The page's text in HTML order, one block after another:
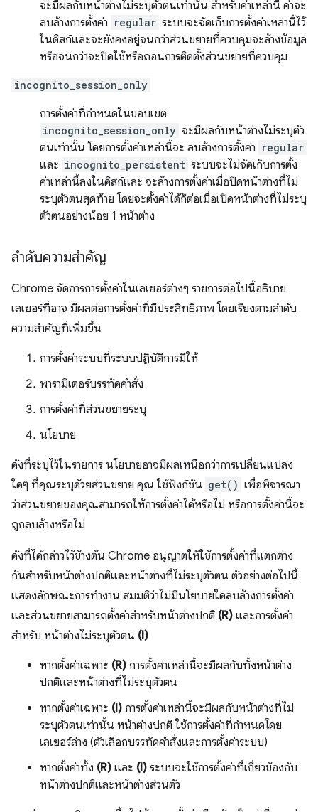
จะมีผลกับหน้าต่างไม่ระบุตัวตนเท่านั้น สำหรับค่าเหล่านี้ ค่าจะ
ลบล้างการตั้งค่า regular ระบบจะจัดเก็บการตั้งค่าเหล่านี้ไว้
ในดิสก์และจะยังคงอยู่จนกว่าส่วนขยายที่ควบคุมจะล้างข้อมูล
หรือจนกว่าจะปิดใช้หรือถอนการติดตั้งส่วนขยายที่ควบคุม
incognito_session_only
การตั้งค่าที่กำหนดในขอบเขต
incognito_session_only จะมีผลกับหน้าต่างไม่ระบุตัว
ตนเท่านั้น โดยการตั้งค่าเหล่านี้จะ ลบล้างการตั้งค่า regular
และ incognito_persistent ระบบจะไม่จัดเก็บการตั้ง
ค่าเหล่านี้ลงในดิสก์และ จะล้างการตั้งค่าเมื่อปิดหน้าต่างที่ไม่
ระบุตัวตนสุดท้าย โดยจะตั้งค่าได้ก็ต่อเมื่อเปิดหน้าต่างที่ไม่ระบุ
ตัวตนอย่างน้อย 1 หน้าต่าง
ลำดับความสำคัญ
Chrome จัดการการตั้งค่าในเลเยอร์ต่างๆ รายการต่อไปนี้อธิบาย
เลเยอร์ที่อาจ มีผลต่อการตั้งค่าที่มีประสิทธิภาพ โดยเรียงตามลำดับ
ความสำคัญที่เพิ่มขึ้น
การตั้งค่าระบบที่ระบบปฏิบัติการมีให้
พารามิเตอร์บรรทัดคำสั่ง
การตั้งค่าที่ส่วนขยายระบุ
นโยบาย
ดังที่ระบุไว้ในรายการ นโยบายอาจมีผลเหนือกว่าการเปลี่ยนแปลง
ใดๆ ที่คุณระบุด้วยส่วนขยาย คุณ ใช้ฟังก์ชัน get() เพื่อพิจารณา
ว่าส่วนขยายของคุณสามารถให้การตั้งค่าได้หรือไม่ หรือการตั้งค่านี้จะ
ถูกลบล้างหรือไม่
ดังที่ได้กล่าวไว้ข้างต้น Chrome อนุญาตให้ใช้การตั้งค่าที่แตกต่าง
กันสำหรับหน้าต่างปกติและหน้าต่างที่ไม่ระบุตัวตน ตัวอย่างต่อไปนี้
แสดงลักษณะการทำงาน สมมติว่าไม่มีนโยบายใดลบล้างการตั้งค่า
และส่วนขยายสามารถตั้งค่าสำหรับหน้าต่างปกติ (R) และการตั้งค่า
สำหรับ หน้าต่างไม่ระบุตัวตน (I)
หากตั้งค่าเฉพาะ (R) การตั้งค่าเหล่านี้จะมีผลกับทั้งหน้าต่าง
ปกติและหน้าต่างที่ไม่ระบุตัวตน
หากตั้งค่าเฉพาะ (I) การตั้งค่าเหล่านี้จะมีผลกับหน้าต่างที่ไม่
ระบุตัวตนเท่านั้น หน้าต่างปกติ ใช้การตั้งค่าที่กำหนดโดย
เลเยอร์ล่าง (ตัวเลือกบรรทัดคำสั่งและการตั้งค่าระบบ)
หากตั้งค่าทั้ง (R) และ (I) ระบบจะใช้การตั้งค่าที่เกี่ยวข้องกับ
หน้าต่างปกติและหน้าต่างส่วนตัว